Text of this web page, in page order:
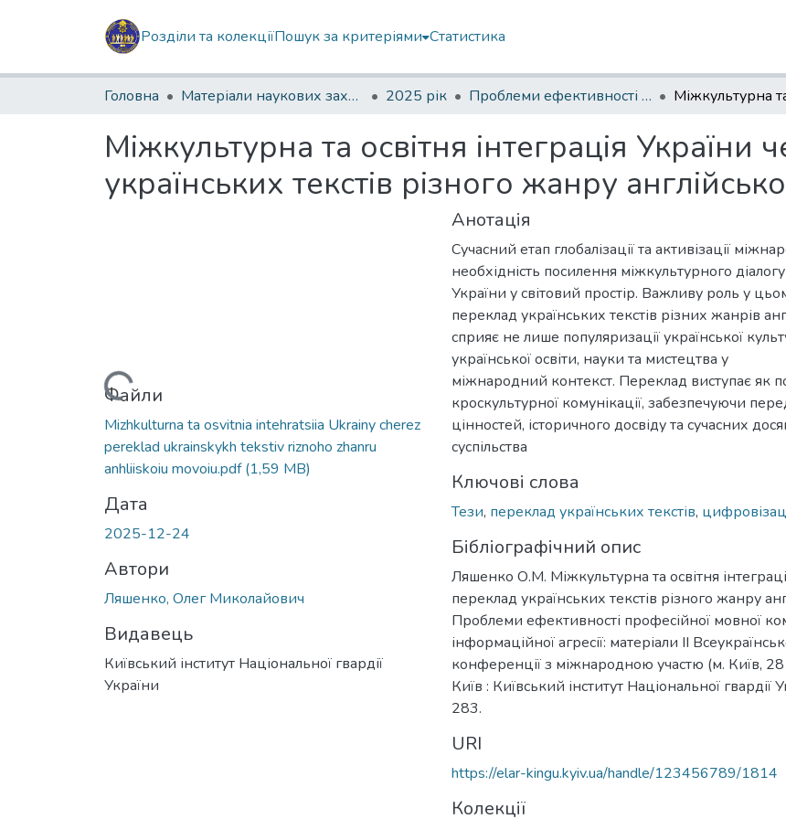
Розділи та колекціїПошук за критеріями Статистика
Головна Матеріали наукових заходів 2025 рік Проблеми ефективності професійної мовної комунікації в умовах інформаційної агресії
Міжкультурна та освітня інтеграція України
українських текстів різного жанру
Вантажиться...
Файли
Mizhkulturna ta osvitnia intehratsiia Ukrainy cherez
pereklad ukrainskykh tekstiv riznoho zhanru
anhliiskoiu movoiu.pdf(1,59 MB)
Дата
2025-12-24
Автори
Ляшенко, Олег Миколайович
Видавець
Київський інститут Національної гвардії
України
Анотація
Сучасний етап глобалізації та активізації
необхідність посилення міжкультурного діалогу
України у світовий простір. Важливу роль у
переклад українських текстів різних жанрів
сприяє не лише популяризації української
української освіти, науки та мистецтва у
міжнародний контекст. Переклад виступає як
кроскультурної комунікації, забезпечуючи
цінностей, історичного досвіду та сучасних
суспільства
Ключові слова
Тези, переклад українських текстів,
Бібліографічний опис
Ляшенко О.М. Міжкультурна та освітня
переклад українських текстів різного жанру
Проблеми ефективності професійної мовної
інформаційної агресії: матеріали ІІ
конференції з міжнародною участю (м. Київ,
Київ : Київський інститут Національної
283.
URI
https://elar-kingu.kyiv.ua/handle/123456789/1814
Колекції